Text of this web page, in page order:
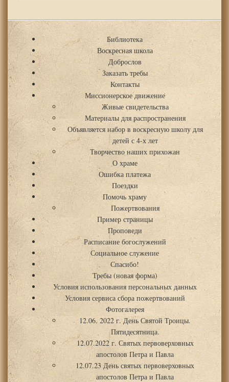
Библиотека
Воскресная школа
Доброслов
Заказать требы
Контакты
Миссионерское движение
Живые свидетельства
Материалы для распространения
Объявляется набор в воскресную школу для
детей с 4-х лет
Творчество наших прихожан
О храме
Ошибка платежа
Поездки
Помочь храму
Пожертвования
Пример страницы
Проповеди
Расписание богослужений
Социальное служение
Спасибо!
Требы (новая форма)
Условия использования персональных данных
Условия сервиса сбора пожертвований
Фотогалерея
12.06. 2022 г. День Святой Троицы.
Пятидесятница.
12.07.2022 г. Святых первоверховных
апостолов Петра и Павла
12.07.23 День святых первоверховных
апостолов Петра и Павла